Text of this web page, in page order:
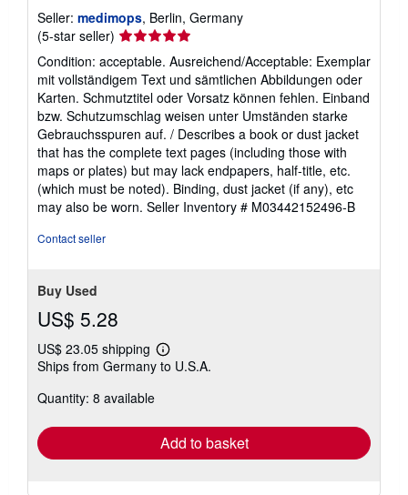
Seller: medimops, Berlin, Germany
(5-star seller) Seller
rating
5
out
of
5
stars
Condition: acceptable. Ausreichend/Acceptable: Exemplar
mit vollständigem Text und sämtlichen Abbildungen oder
Karten. Schmutztitel oder Vorsatz können fehlen. Einband
bzw. Schutzumschlag weisen unter Umständen starke
Gebrauchsspuren auf. / Describes a book or dust jacket
that has the complete text pages (including those with
maps or plates) but may lack endpapers, half-title, etc.
(which must be noted). Binding, dust jacket (if any), etc
may also be worn. Seller Inventory # M03442152496-B
Contact seller
Buy Used
US$ 5.28
US$ 23.05 shipping
Learn
more
Ships from Germany to U.S.A.
Quantity: 8 available
Add to basket